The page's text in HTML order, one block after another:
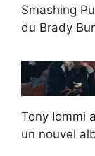
Smashing
du Brady
Tony Iommi
un nouvel